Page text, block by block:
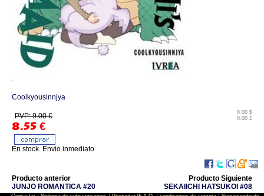
Coolkyousinnjya
PVP: 9.00 €
8.55 €
0.00 $
0.00 £
En stock. Envio inmediato
Producto anterior
JUNJO ROMANTICA #20
Producto Siguiente
SEKAIICHI HATSUKOI #08